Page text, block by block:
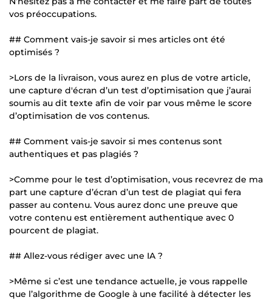
vos préoccupations.
## Comment vais-je savoir si mes articles ont été
optimisés ?
>Lors de la livraison, vous aurez en plus de votre article,
une capture d'écran d’un test d’optimisation que j’aurai
soumis au dit texte afin de voir par vous même le score
d’optimisation de vos contenus.
## Comment vais-je savoir si mes contenus sont
authentiques et pas plagiés ?
>Comme pour le test d’optimisation, vous recevrez de ma
part une capture d’écran d’un test de plagiat qui fera
passer au contenu. Vous aurez donc une preuve que
votre contenu est entièrement authentique avec 0
pourcent de plagiat.
## Allez-vous rédiger avec une IA ?
>Même si c’est une tendance actuelle, je vous rappelle
que l’algorithme de Google à une facilité à détecter les